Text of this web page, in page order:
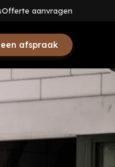
Offerte aanvragen
afspraak